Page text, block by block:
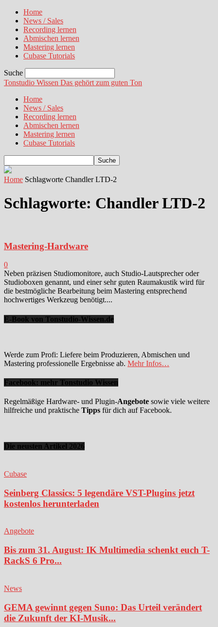
Home
News / Sales
Recording lernen
Abmischen lernen
Mastering lernen
Cubase Tutorials
Suche
Tonstudio Wissen Das gehört zum guten Ton
Home
News / Sales
Recording lernen
Abmischen lernen
Mastering lernen
Cubase Tutorials
Home Schlagworte Chandler LTD-2
Schlagworte: Chandler LTD-2
Mastering-Hardware
0
Neben präzisen Studiomonitore, auch Studio-Lautsprecher oder
Studioboxen genannt, und einer sehr guten Raumakustik wird für
die bestmögliche Bearbeitung beim Mastering entsprechend
hochwertiges Werkzeug benötigt....
E-Book von Tonstudio-Wissen.de
Werde zum Profi: Liefere beim Produzieren, Abmischen und
Mastering professionelle Ergebnisse ab. Mehr Infos…
Facebook: mehr Tonstudio Wissen
Regelmäßige Hardware- und Plugin-Angebote sowie viele weitere
hilfreiche und praktische Tipps für dich auf Facebook.
Die neusten Artikel 2026
Cubase
Seinberg Classics: 5 legendäre VST-Plugins jetzt
kostenlos herunterladen
Angebote
Bis zum 31. August: IK Multimedia schenkt euch T-
RackS 6 Pro...
News
GEMA gewinnt gegen Suno: Das Urteil verändert
die Zukunft der KI-Musik...